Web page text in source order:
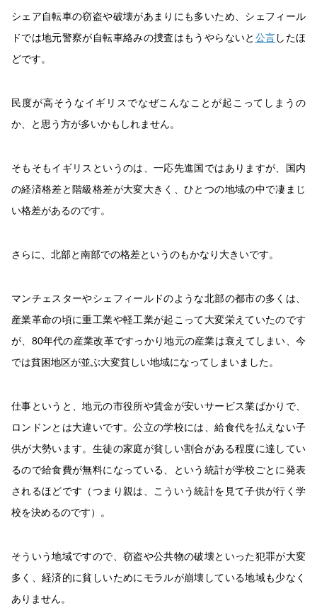
シェア自転車の窃盗や破壊があまりにも多いため、シェフィール
ドでは地元警察が自転車絡みの捜査はもうやらないと 公言したほ
どです。
民度が高そうなイギリスでなぜこんなことが起こってしまうの
か、と思う方が多いかもしれません。
そもそもイギリスというのは、一応先進国ではありますが、国内
の経済格差と階級格差が大変大きく、ひとつの地域の中で凄まじ
い格差があるのです。
さらに、北部と南部での格差というのもかなり大きいです。
マンチェスターやシェフィールドのような北部の都市の多くは、
産業革命の頃に重工業や軽工業が起こって大変栄えていたのです
が、80年代の産業改革ですっかり地元の産業は衰えてしまい、今
では貧困地区が並ぶ大変貧しい地域になってしまいました。
仕事というと、地元の市役所や賃金が安いサービス業ばかりで、
ロンドンとは大違いです。公立の学校には、給食代を払えない子
供が大勢います。生徒の家庭が貧しい割合がある程度に達してい
るので給食費が無料になっている、という統計が学校ごとに発表
されるほどです（つまり親は、こういう統計を見て子供が行く学
校を決めるのです）。
そういう地域ですので、窃盗や公共物の破壊といった犯罪が大変
多く、経済的に貧しいためにモラルが崩壊している地域も少なく
ありません。